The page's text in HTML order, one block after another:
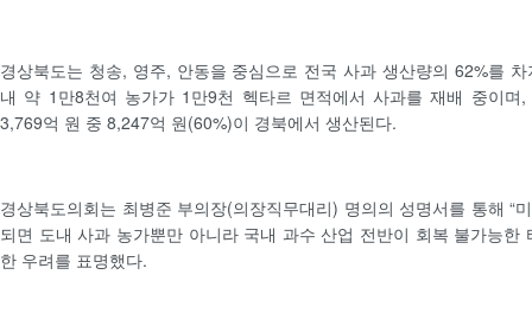
경상북도는 청송, 영주, 안동을 중심으로 전국 사과 생산량의 62%를
내 약 1만8천여 농가가 1만9천 헥타르 면적에서 사과를 재배 중이며
3,769억 원 중 8,247억 원(60%)이 경북에서 생산된다.
경상북도의회는 최병준 부의장(의장직무대리) 명의의 성명서를 통해 “
되면 도내 사과 농가뿐만 아니라 국내 과수 산업 전반이 회복 불가능한
한 우려를 표명했다.